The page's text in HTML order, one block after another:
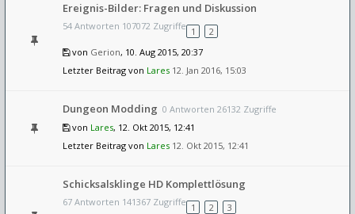
Ereignis-Bilder: Fragen und Diskussion
54 Antworten 107072 Zugriffe 1
2
von Gerion, 10. Aug 2015, 20:37
Letzter Beitrag von Lares 12. Jan 2016, 15:03
Dungeon Modding 0 Antworten 26132 Zugriffe
von Lares, 12. Okt 2015, 12:41
Letzter Beitrag von Lares 12. Okt 2015, 12:41
Schicksalsklinge HD Komplettlösung
67 Antworten 141367 Zugriffe 1 2
3